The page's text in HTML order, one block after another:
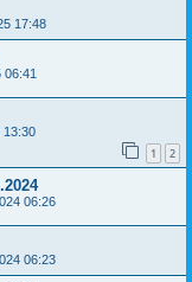
17:48
13:30
1 2
06:26
06:23